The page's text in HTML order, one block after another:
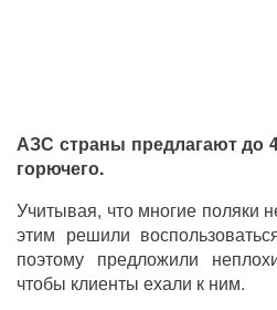
АЗС страны предлагают до
горючего.
Учитывая, что многие поляки
этим решили
поэтому предложили
чтобы клиенты ехали к ним.